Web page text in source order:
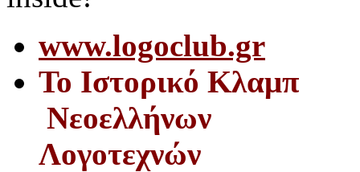
www.logoclub.gr
Το Iστορικό Κλαμπ
Νεοελλήνων
Λογοτεχνών